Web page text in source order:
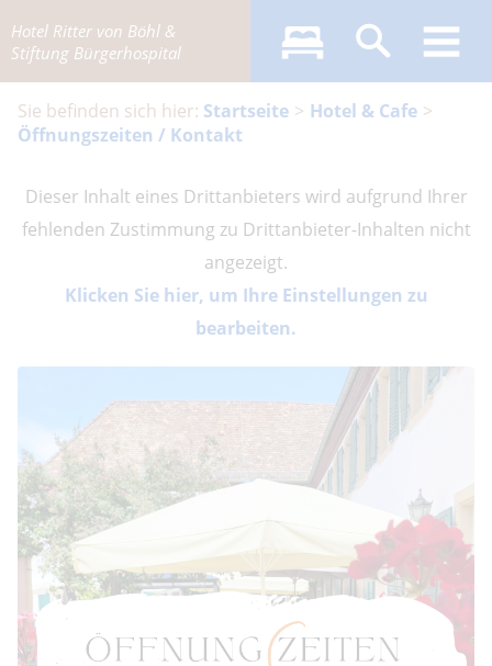
Hotel Ritter von Böhl &
Stiftung Bürgerhospital
Startseite
Hotel & Cafe
Öffnungszeiten / Kontakt
Dieser Inhalt eines Drittanbieters wird aufgrund Ihrer
fehlenden Zustimmung zu Drittanbieter-Inhalten nicht
angezeigt.
Klicken Sie hier, um Ihre Einstellungen zu
bearbeiten.